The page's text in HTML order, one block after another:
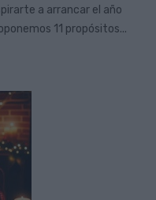
a arrancar el año
11 propósitos...